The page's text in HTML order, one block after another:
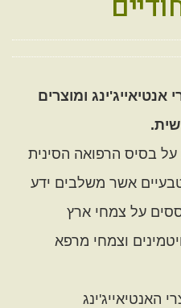
ומוצרים
בסיס הרפואה הסינית
אשר משלבים ידע
על צמחי ארץ
וצמחי מרפא
האנטיאייג'ינג